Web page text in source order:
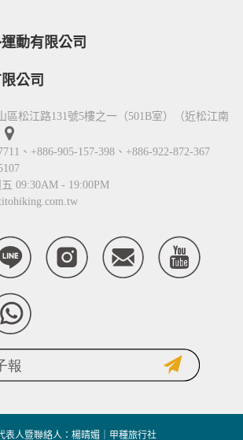
動有限公司
公司
區松江路131號5樓之一（501B室）（近松江南
、+886-905-157-398、+886-922-872-367
09:30AM - 19:00PM
表人暨聯絡人：楊晴媚｜甲種旅行社